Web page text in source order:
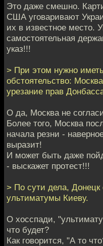
Это даже смешно.
США уговаривают
их в известное место.
самостоятельная
указ!!!
> При этом нужно
обстоятельство:
урезание прав
О да, Москва не
Более того, Москва
начала резни -
выразит!
И может быть даже
- выскажет протест!!!
> По сути дела, Донецк
ультиматумы Киеву.
О хосспади,
что будет?
Как говорится, "А то